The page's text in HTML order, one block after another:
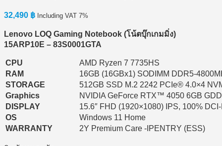
32,490 ฿ Including VAT 7%
Lenovo LOQ Gaming Notebook (โน้ตบุ๊กเกมมิ่ง)
15ARP10E – 83S0001GTA
CPU
AMD Ryzen 7 7735HS
RAM
16GB (16GBx1) SODIMM DDR5-
STORAGE
512GB SSD M.2 2242 PCIe® 4.0×4
Graphics
NVIDIA GeForce RTX™ 4050 6GB
DISPLAY
15.6″ FHD (1920×1080) IPS, 100%
OS
Windows 11 Home
WARRANTY
2Y Premium Care -IPENTRY (ESS)